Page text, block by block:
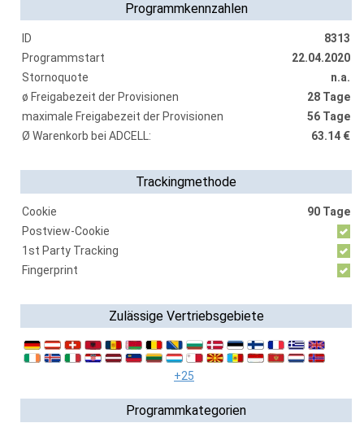
Programmkennzahlen
ID
8313
Programmstart
22.04.2020
Stornoquote
n.a.
ø Freigabezeit der Provisionen
28 Tage
maximale Freigabezeit der Provisionen
56 Tage
Ø Warenkorb bei ADCELL:
63.14 €
Trackingmethode
Cookie
90 Tage
Postview-Cookie
1st Party Tracking
Fingerprint
Zulässige Vertriebsgebiete
+25
Programmkategorien